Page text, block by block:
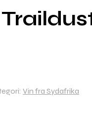
Vin fra Sydafrika